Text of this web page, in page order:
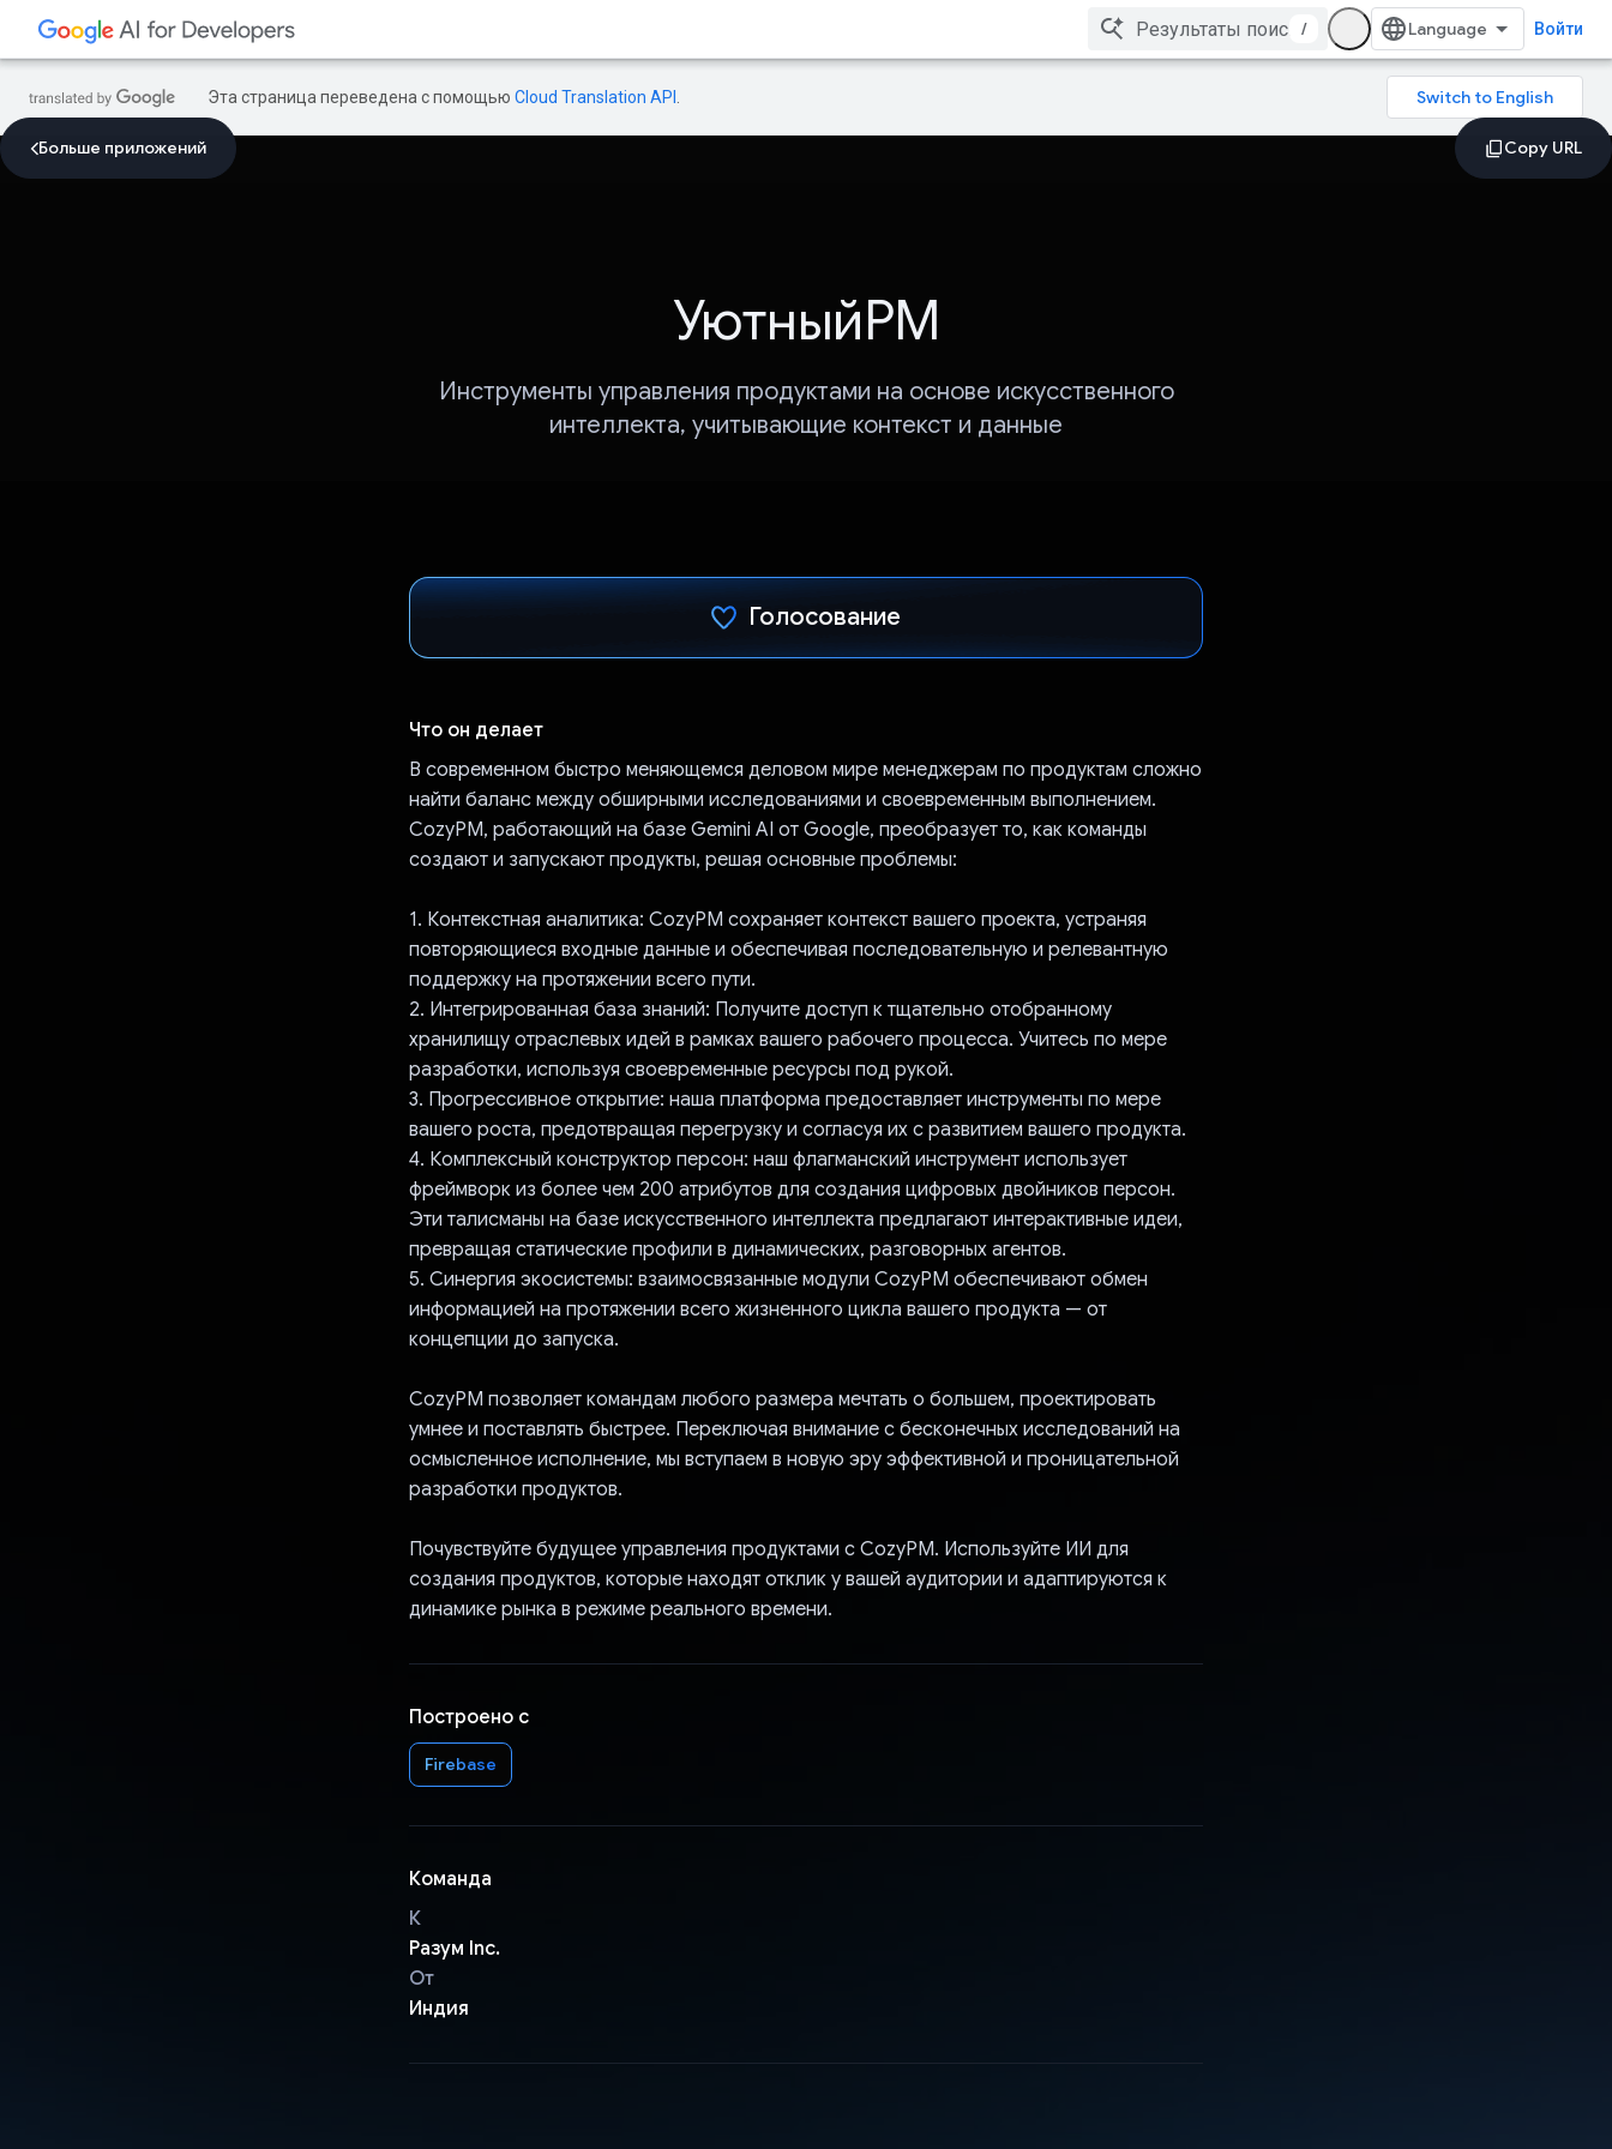
/ Войти
Эта страница переведена с помощью Cloud Translation API
Больше приложений
УютныйPM
Инструменты управления продуктами на основе искусственного
интеллекта, учитывающие контекст и данные
Голосование
Что он делает
В современном быстро меняющемся деловом мире менеджерам по продуктам сложно
найти баланс между обширными исследованиями и своевременным выполнением.
CozyPM, работающий на базе Gemini AI от Google, преобразует то, как команды
создают и запускают продукты, решая основные проблемы:
1. Контекстная аналитика: CozyPM сохраняет контекст вашего проекта, устраняя
повторяющиеся входные данные и обеспечивая последовательную и релевантную
поддержку на протяжении всего пути.
2. Интегрированная база знаний: Получите доступ к тщательно отобранному
хранилищу отраслевых идей в рамках вашего рабочего процесса. Учитесь по мере
разработки, используя своевременные ресурсы под рукой.
3. Прогрессивное открытие: наша платформа предоставляет инструменты по мере
вашего роста, предотвращая перегрузку и согласуя их с развитием вашего продукта.
4. Комплексный конструктор персон: наш флагманский инструмент использует
фреймворк из более чем 200 атрибутов для создания цифровых двойников персон.
Эти талисманы на базе искусственного интеллекта предлагают интерактивные идеи,
превращая статические профили в динамических, разговорных агентов.
5. Синергия экосистемы: взаимосвязанные модули CozyPM обеспечивают обмен
информацией на протяжении всего жизненного цикла вашего продукта — от
концепции до запуска.
CozyPM позволяет командам любого размера мечтать о большем, проектировать
умнее и поставлять быстрее. Переключая внимание с бесконечных исследований на
осмысленное исполнение, мы вступаем в новую эру эффективной и проницательной
разработки продуктов.
Почувствуйте будущее управления продуктами с CozyPM. Используйте ИИ для
создания продуктов, которые находят отклик у вашей аудитории и адаптируются к
динамике рынка в режиме реального времени.
Построено с
Firebase
Команда
К
Разум Inc.
От
Индия